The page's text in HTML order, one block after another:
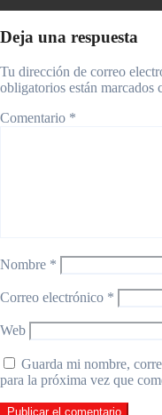
Deja una respuesta
Tu dirección de correo
obligatorios están marcados
Comentario *
Nombre *
Correo electrónico *
Web
Guarda mi nombre,
para la próxima vez que